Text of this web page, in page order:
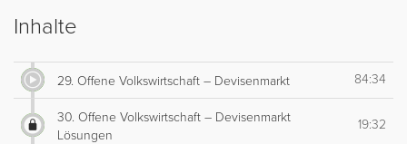
Inhalte
29. Offene Volkswirtschaft – Devisenmarkt 84:34
30. Offene Volkswirtschaft – Devisenmarkt
Lösungen
19:32